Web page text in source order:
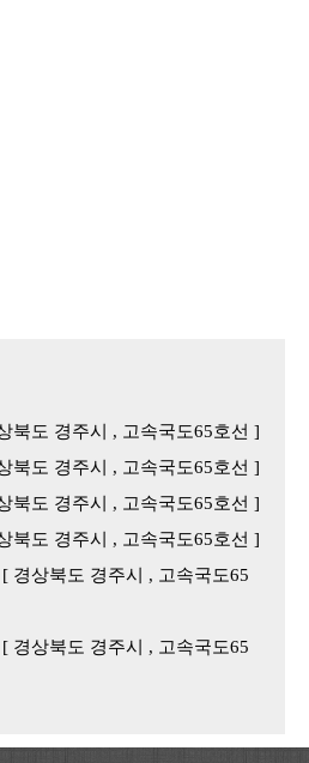
북도 경주시 , 고속국도65호선 ]
북도 경주시 , 고속국도65호선 ]
북도 경주시 , 고속국도65호선 ]
북도 경주시 , 고속국도65호선 ]
경상북도 경주시 , 고속국도65
경상북도 경주시 , 고속국도65